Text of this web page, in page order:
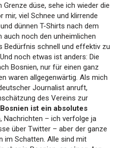
düse, sehe ich wieder die
mir, viel Schnee und klirrende
dünnen T-Shirts nach dem
auch noch den unheimlichen
Bedürfnis schnell und effektiv zu
noch etwas ist anders: Die
Bosnien, nur für einen ganz
waren allgegenwärtig. Als mich
Journalist anruft,
des Vereins zur
Bosnien ist ein absolutes
Nachrichten – ich verfolge ja
über Twitter – aber der ganze
im Schatten. Alle sind mit